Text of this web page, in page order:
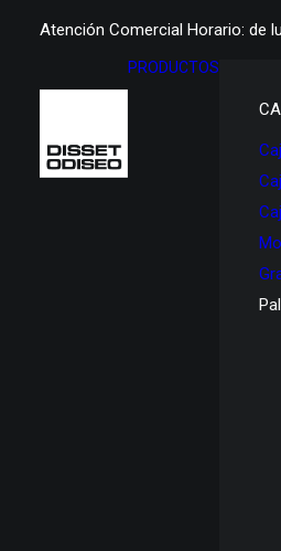
Atención Comercial Horario: de
PRODUCTOS